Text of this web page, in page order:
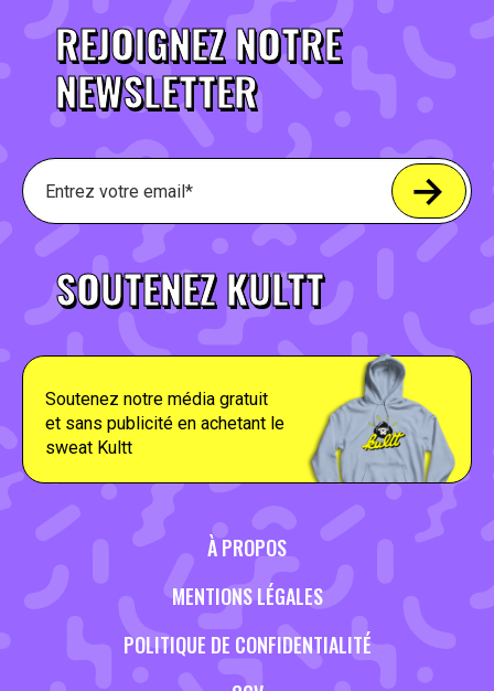
REJOIGNEZ NOTRE
NEWSLETTER
SOUTENEZ KULTT
Soutenez notre média gratuit
et sans publicité en achetant le
sweat Kultt
À PROPOS
MENTIONS LÉGALES
POLITIQUE DE CONFIDENTIALITÉ